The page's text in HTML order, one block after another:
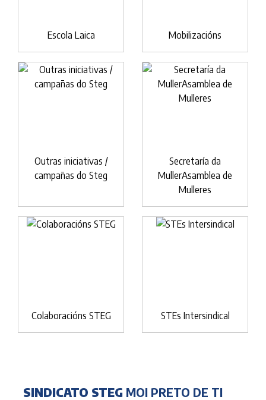
Escola Laica Mobilizacións
Outras iniciativas /
campañas do Steg
Secretaría da
MullerAsamblea de
Mulleres
Colaboracións STEG STEs Intersindical
SINDICATO STEG MOI PRETO DE TI